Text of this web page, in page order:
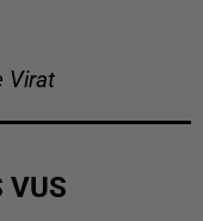
Virat
VUS